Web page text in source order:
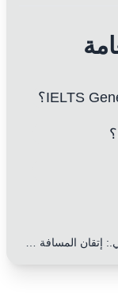
: إتقان المسافة الاجتماعية: 10 نصائح يجب معرفتها لكتابة تحيات وخاتمات مثالية في الرسائل الإنجليزية بسهولة